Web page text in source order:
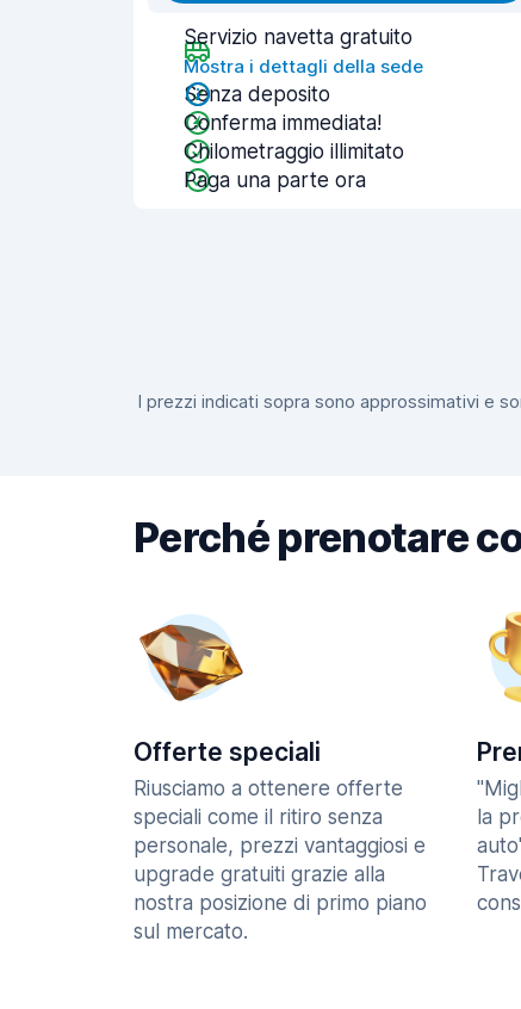
Servizio navetta gratuito
Mostra i dettagli della sede
Senza deposito
Conferma immediata!
Chilometraggio illimitato
Paga una parte ora
I prezzi indicati sopra sono approssimativi e
Perché prenotare
Offerte speciali
Riusciamo a ottenere offerte
speciali come il ritiro senza
personale, prezzi vantaggiosi e
upgrade gratuiti grazie alla
nostra posizione di primo piano
sul mercato.
la